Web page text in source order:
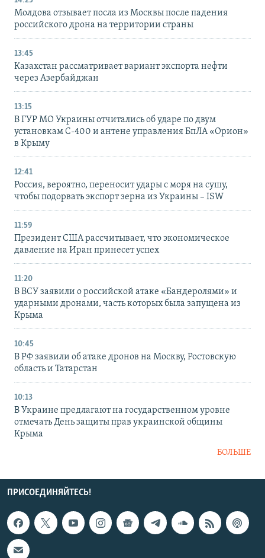
Молдова отзывает посла из Москвы после падения
российского дрона на территории страны
13:45
Казахстан рассматривает вариант экспорта нефти
через Азербайджан
13:15
В ГУР МО Украины отчитались об ударе по двум
установкам С-400 и антене управления БпЛА «Орион»
в Крыму
12:41
Россия, вероятно, переносит удары с моря на сушу,
чтобы подорвать экспорт зерна из Украины – ISW
11:59
Президент США рассчитывает, что экономическое
давление на Иран принесет успех
11:20
В ВСУ заявили о российской атаке «Бандеролями» и
ударными дронами, часть которых была запущена из
Крыма
10:45
В РФ заявили об атаке дронов на Москву, Ростовскую
область и Татарстан
10:13
В Украине предлагают на государственном уровне
отмечать День защиты прав украинской общины
Крыма
БОЛЬШЕ
ПРИСОЕДИНЯЙТЕСЬ!